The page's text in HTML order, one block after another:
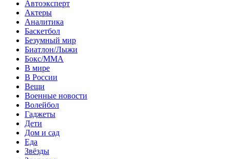
Автоэксперт
Актеры
Аналитика
Баскетбол
Безумный мир
Биатлон/Лыжи
Бокс/MMA
В мире
В России
Вещи
Военные новости
Волейбол
Гаджеты
Дети
Дом и сад
Еда
Звёзды